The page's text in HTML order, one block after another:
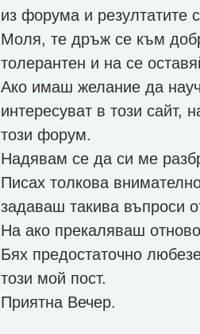
из форума и резултатите
Моля, те дръж се към
толерантен и на се
Ако имаш желание да
интересуват в този сайт,
този форум.
Надявам се да си ме
Писах толкова
задаваш такива въпроси
На ако прекаляваш
Бях предостаточно
този мой пост.
Приятна Вечер.